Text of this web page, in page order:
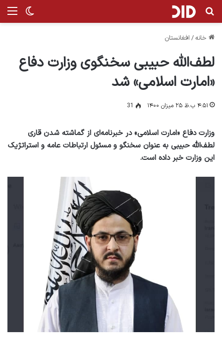
تغییر جستجو برای
خانه/ افغانستان
لطف‌الله حبیبی سخنگوی وزارت دفاع
«امارت اسلامی» شد
۴:۵۱ ب.ظ ۲۵ میزان ۱۴۰۰ 31
وزارت دفاع «امارت اسلامی» در خبرنامه‌ای از گماشته شدن قاری
لطف‌الله حبیبی به عنوان سخنگو و مسئول ارتباطات عامه و استراتژیک
این وزارت خبر داده است.